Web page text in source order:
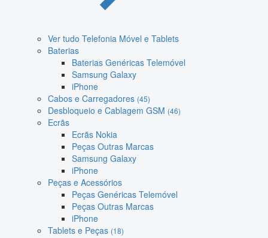
Ver tudo Telefonia Móvel e Tablets
Baterias
Baterias Genéricas Telemóvel
Samsung Galaxy
iPhone
Cabos e Carregadores (45)
Desbloqueio e Cablagem GSM (46)
Ecrãs
Ecrãs Nokia
Peças Outras Marcas
Samsung Galaxy
iPhone
Peças e Acessórios
Peças Genéricas Telemóvel
Peças Outras Marcas
iPhone
Tablets e Peças (18)